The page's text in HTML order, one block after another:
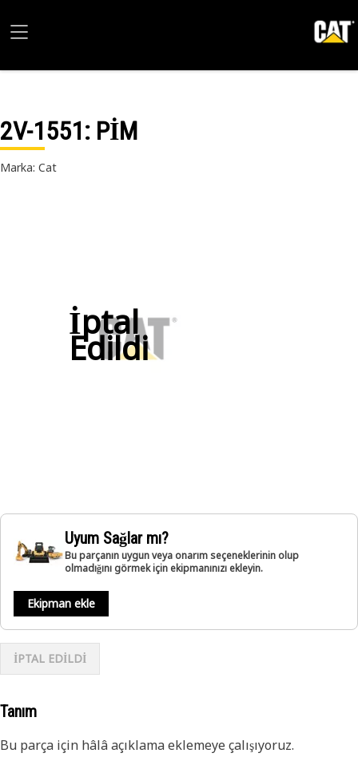
2V-1551: PİM
Marka: Cat
İptal
Edildi
Uyum Sağlar mı?
Bu parçanın uygun veya onarım seçeneklerinin olup
olmadığını görmek için ekipmanınızı ekleyin.
Ekipman ekle
İPTAL EDİLDİ
Tanım
Bu parça için hâlâ açıklama eklemeye çalışıyoruz.